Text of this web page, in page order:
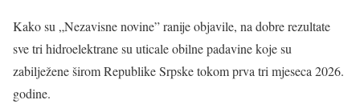
Kako su „Nezavisne novine” ranije objavile, na dobre rezultate
sve tri hidroelektrane su uticale obilne padavine koje su
zabilježene širom Republike Srpske tokom prva tri mjeseca 2026.
godine.